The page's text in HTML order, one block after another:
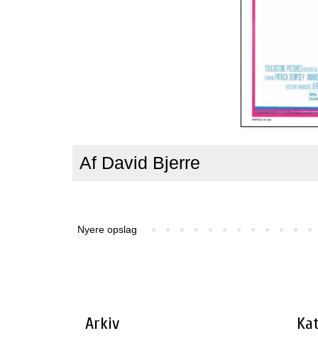
Af David Bjerre
Nyere opslag
Arkiv